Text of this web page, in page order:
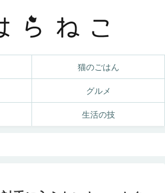
猫のごはん
グルメ
生活の技